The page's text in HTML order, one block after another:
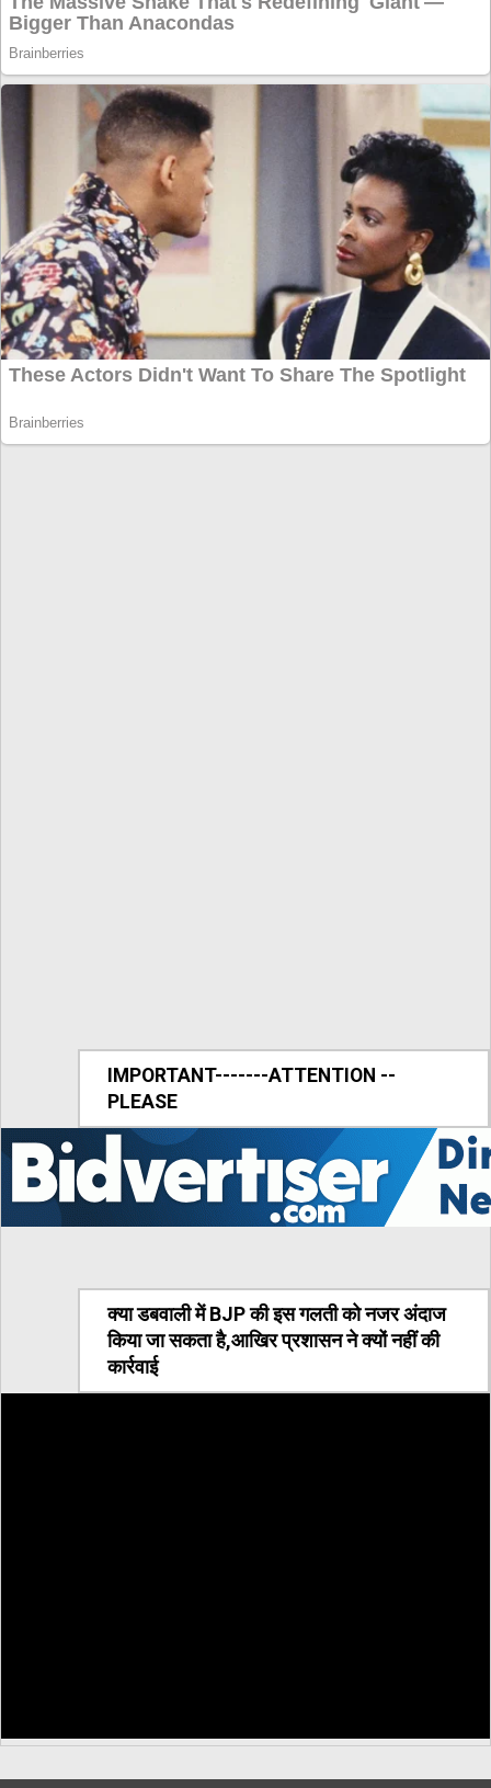
IMPORTANT-------ATTENTION --
PLEASE
क्या डबवाली में BJP की इस गलती को नजर अंदाज
किया जा सकता है,आखिर प्रशासन ने क्यों नहीं की
कार्रवाई